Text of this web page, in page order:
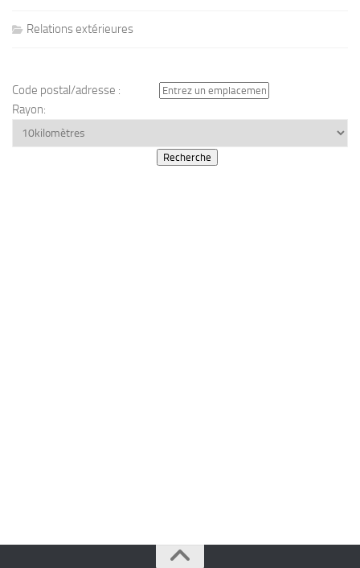
Relations extérieures
Code postal/adresse :
Rayon: